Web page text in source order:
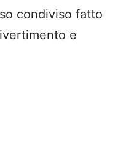
condiviso fatto
e